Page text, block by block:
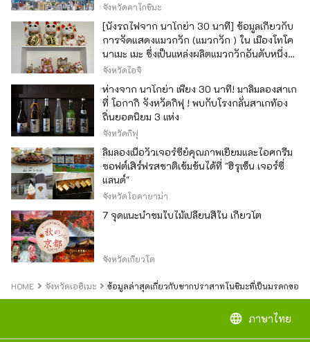
จังหวัดคาโกชิมะ
[นั่งรถไฟจาก นาโกย่า 30 นาที] ข้อมูลเกี่ยวกับ
การจัดแสดงแมวกวัก (แมวกวัก ) ใน เมืองโทโค
นาเมะ เมะ ซึ่งเป็นแหล่งผลิตแมวกวักอันดับหนึ่ง
ของญี่ปุ่น
จังหวัดไอจิ
ห่างจาก นาโกย่า เพียง 30 นาที! มาลิ้มลองสาเก
ที่ โอกากิ จังหวัดกิฟุ ! พบกับโรงกลั่นสาเกท้อง
ถิ่นยอดนิยม 3 แห่ง
จังหวัดกิฟุ
ลิ้มลองเนื้อวัวเจอร์ซีย์คุณภาพเยี่ยมและไอศกรีม
ซอฟต์เสิร์ฟรสชาติเข้มข้นได้ที่ "ฮิรุเซ็น เจอร์ซี่
แลนด์"
จังหวัดโอคายาม่า
7 จุดแนะนำชมใบไม้เปลี่ยนสีใน เกียวโต
จังหวัดเกียวโต
HOME จังหวัดเอฮิเมะ ข้อมูลล่าสุดเกี่ยวกับซากปราสาทโนชิมะที่เป็นมรดกขอ
language ภาษาไทย